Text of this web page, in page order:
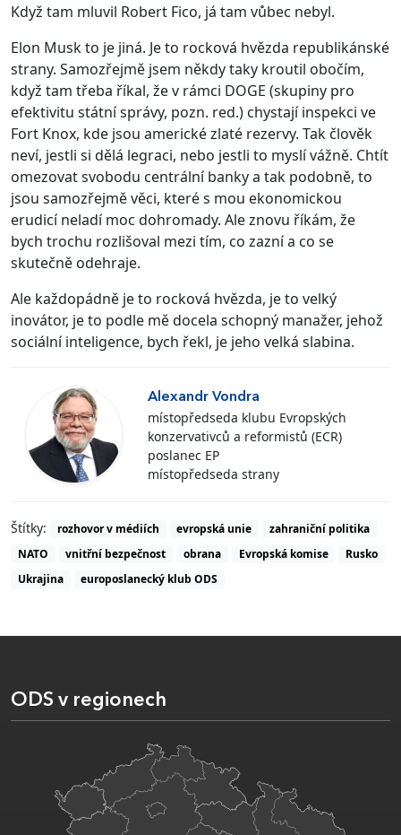
Když tam mluvil Robert Fico, já tam vůbec nebyl.
Elon Musk to je jiná. Je to rocková hvězda republikánské
strany. Samozřejmě jsem někdy taky kroutil obočím,
když tam třeba říkal, že v rámci DOGE (skupiny pro
efektivitu státní správy, pozn. red.) chystají inspekci ve
Fort Knox, kde jsou americké zlaté rezervy. Tak člověk
neví, jestli si dělá legraci, nebo jestli to myslí vážně. Chtít
omezovat svobodu centrální banky a tak podobně, to
jsou samozřejmě věci, které s mou ekonomickou
erudicí neladí moc dohromady. Ale znovu říkám, že
bych trochu rozlišoval mezi tím, co zazní a co se
skutečně odehraje.
Ale každopádně je to rocková hvězda, je to velký
inovátor, je to podle mě docela schopný manažer, jehož
sociální inteligence, bych řekl, je jeho velká slabina.
Alexandr Vondra
místopředseda klubu Evropských
konzervativců a reformistů (ECR)
poslanec EP
místopředseda strany
Štítky: rozhovor v médiích evropská unie
zahraniční politika
NATO
vnitřní bezpečnost obrana Evropská komise
Rusko
Ukrajina
europoslanecký klub ODS
ODS v regionech